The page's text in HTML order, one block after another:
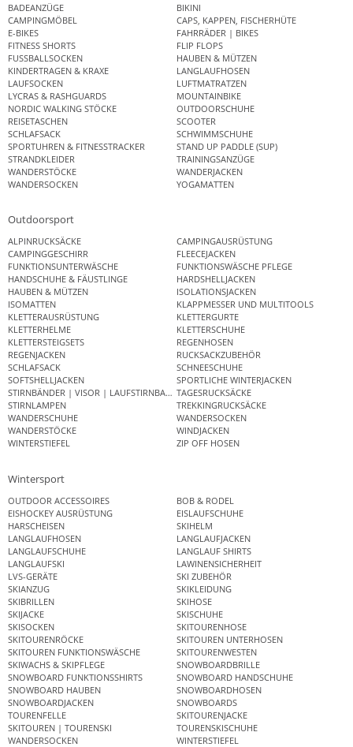
BADEANZÜGE
BIKINI
CAMPINGMÖBEL
CAPS, KAPPEN, FISCHERHÜTE
E-BIKES
FAHRRÄDER | BIKES
FITNESS SHORTS
FLIP FLOPS
FUSSBALLSOCKEN
HAUBEN & MÜTZEN
KINDERTRAGEN & KRAXE
LANGLAUFHOSEN
LAUFSOCKEN
LUFTMATRATZEN
LYCRAS & RASHGUARDS
MOUNTAINBIKE
NORDIC WALKING STÖCKE
OUTDOORSCHUHE
REISETASCHEN
SCOOTER
SCHLAFSACK
SCHWIMMSCHUHE
SPORTUHREN & FITNESSTRACKER
STAND UP PADDLE (SUP)
STRANDKLEIDER
TRAININGSANZÜGE
WANDERSTÖCKE
WANDERJACKEN
WANDERSOCKEN
YOGAMATTEN
Outdoorsport
ALPINRUCKSÄCKE
CAMPINGAUSRÜSTUNG
CAMPINGGESCHIRR
FLEECEJACKEN
FUNKTIONSUNTERWÄSCHE
FUNKTIONSWÄSCHE PFLEGE
HANDSCHUHE & FÄUSTLINGE
HARDSHELLJACKEN
HAUBEN & MÜTZEN
ISOLATIONSJACKEN
ISOMATTEN
KLAPPMESSER UND MULTITOOLS
KLETTERAUSRÜSTUNG
KLETTERGURTE
KLETTERHELME
KLETTERSCHUHE
KLETTERSTEIGSETS
REGENHOSEN
REGENJACKEN
RUCKSACKZUBEHÖR
SCHLAFSACK
SCHNEESCHUHE
SOFTSHELLJACKEN
SPORTLICHE WINTERJACKEN
STIRNBÄNDER | VISOR | LAUFSTIRNBANDTAGESRUCKSÄCKE
STIRNLAMPEN
TREKKINGRUCKSÄCKE
WANDERSCHUHE
WANDERSOCKEN
WANDERSTÖCKE
WINDJACKEN
WINTERSTIEFEL
ZIP OFF HOSEN
Wintersport
OUTDOOR ACCESSOIRES
BOB & RODEL
EISHOCKEY AUSRÜSTUNG
EISLAUFSCHUHE
HARSCHEISEN
SKIHELM
LANGLAUFHOSEN
LANGLAUFJACKEN
LANGLAUFSCHUHE
LANGLAUF SHIRTS
LANGLAUFSKI
LAWINENSICHERHEIT
LVS-GERÄTE
SKI ZUBEHÖR
SKIANZUG
SKIKLEIDUNG
SKIBRILLEN
SKIHOSE
SKIJACKE
SKISCHUHE
SKISOCKEN
SKITOURENHOSE
SKITOURENRÖCKE
SKITOUREN UNTERHOSEN
SKITOUREN FUNKTIONSWÄSCHE
SKITOURENWESTEN
SKIWACHS & SKIPFLEGE
SNOWBOARDBRILLE
SNOWBOARD FUNKTIONSSHIRTS
SNOWBOARD HANDSCHUHE
SNOWBOARD HAUBEN
SNOWBOARDHOSEN
SNOWBOARDJACKEN
SNOWBOARDS
TOURENFELLE
SKITOURENJACKE
SKITOUREN | TOURENSKI
TOURENSKISCHUHE
WANDERSOCKEN
WINTERSTIEFEL